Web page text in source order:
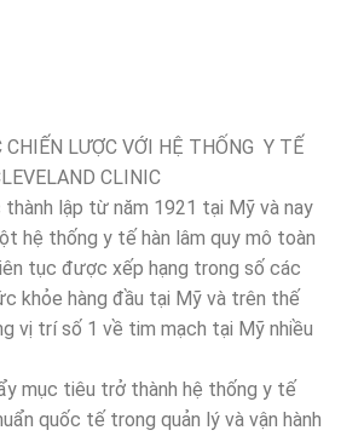
CHIẾN LƯỢC VỚI HỆ THỐNG Y TẾ
CLINIC
lập từ năm 1921 tại Mỹ và nay
hệ thống y tế hàn lâm quy mô toàn
tục được xếp hạng trong số các
khỏe hàng đầu tại Mỹ và trên thế
vị trí số 1 về tim mạch tại Mỹ nhiều
mục tiêu trở thành hệ thống y tế
quốc tế trong quản lý và vận hành